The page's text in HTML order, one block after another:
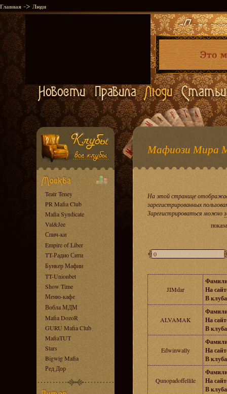
Главная -> Люди
Teatr Teney
PR Mafia Club
Mafia Syndicate
Val&Jee
Спич-ки
Empire of Liber
TT-Радио Сити
Бункер Мафии
TT-Unionbet
Show Time
Меню-кафе
Вобла МДМ
Mafia DozoR
GURU Mafia Club
MafiaTUT
Stars
Bigwig Mafia
Ред Дор
Мафиози Мира
На этой странице
зарегистрированных
Зарегистрироваться можно
JIMdar
На
В
ALVAMAK
На
В
Edwinwally
На
В
Qunopadoffellile
На
В